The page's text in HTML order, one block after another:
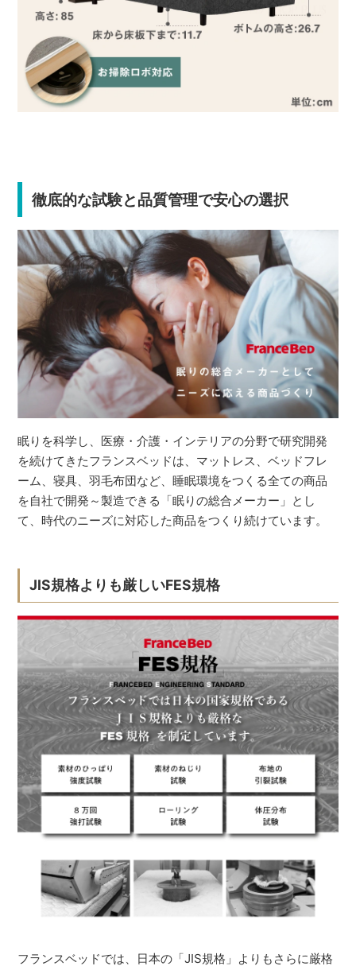
徹底的な試験と品質管理で安心の選択
眠りを科学し、医療・介護・インテリアの分野で研究開発
を続けてきたフランスベッドは、マットレス、ベッドフレ
ーム、寝具、羽毛布団など、睡眠環境をつくる全ての商品
を自社で開発～製造できる「眠りの総合メーカー」とし
て、時代のニーズに対応した商品をつくり続けています。
JIS規格よりも厳しいFES規格
フランスベッドでは、日本の「JIS規格」よりもさらに厳格